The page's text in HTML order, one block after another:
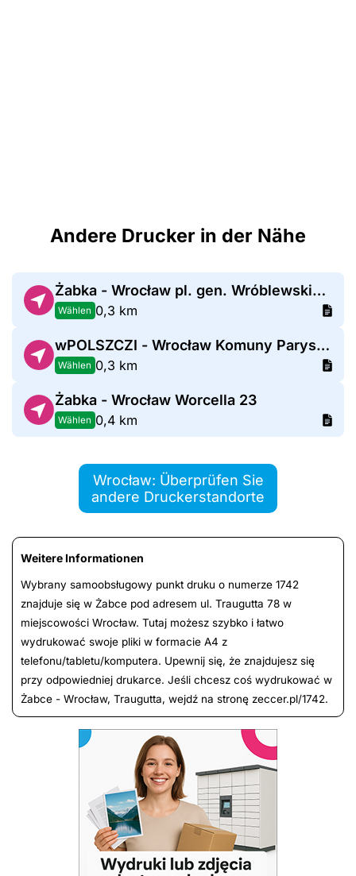
Andere Drucker in der Nähe
Żabka - Wrocław pl. gen. Wróblewskiego 3A
Wählen 0,3 km
wPOLSZCZI - Wrocław Komuny Paryskiej
Wählen 0,3 km
Żabka - Wrocław Worcella 23
Wählen 0,4 km
Wrocław: Überprüfen Sie
andere Druckerstandorte
Weitere Informationen
Wybrany samoobsługowy punkt druku o numerze 1742
znajduje się w Żabce pod adresem ul. Traugutta 78 w
miejscowości Wrocław. Tutaj możesz szybko i łatwo
wydrukować swoje pliki w formacie A4 z
telefonu/tabletu/komputera. Upewnij się, że znajdujesz się
przy odpowiedniej drukarce. Jeśli chcesz coś wydrukować w
Żabce - Wrocław, Traugutta, wejdź na stronę zeccer.pl/1742.